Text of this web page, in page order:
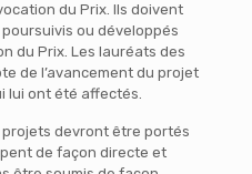
du Prix. Ils doivent
ou développés
du Prix. Les lauréats des
de l’avancement du projet
lui ont été affectés.
devront être portés
de façon directe et